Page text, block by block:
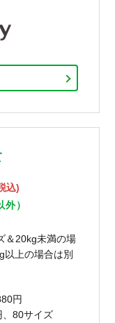
込)
）
＆20kg未満の場
上の場合は別
円
、80サイズ